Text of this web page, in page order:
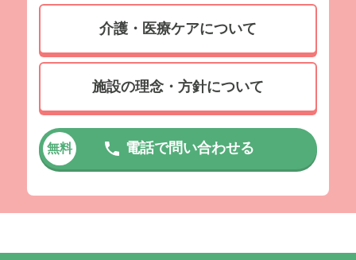
介護・医療ケアについて
施設の理念・方針について
無料 電話で問い合わせる